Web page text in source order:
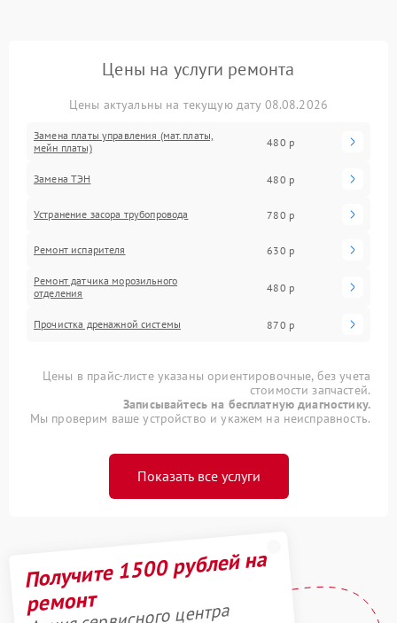
Цены на услуги ремонта
Цены актуальны на текущую дату 08.08.2026
Замена платы управления (мат.платы,
мейн платы)
480 р
Замена ТЭН 480 р
Устранение засора трубопровода 780 р
Ремонт испарителя 630 р
Ремонт датчика морозильного
отделения
480 р
Прочистка дренажной системы 870 р
Цены в прайс-листе указаны ориентировочные, без учета
стоимости запчастей.
Записывайтесь на бесплатную диагностику.
Мы проверим ваше устройство и укажем на неисправность.
Показать все услуги
Получите 1500 рублей на
ремонт